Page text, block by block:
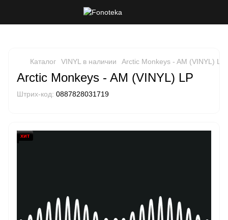
Каталог VINYL в наличии Arctic Monkeys - AM (VINYL) LP
Arctic Monkeys - AM (VINYL) LP
Штрих-код: 0887828031719
хит